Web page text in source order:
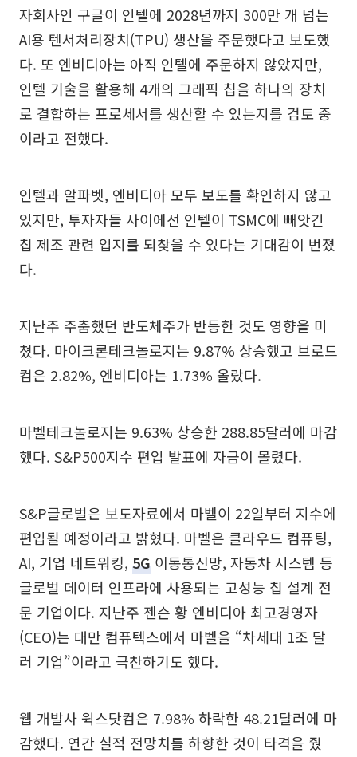
자회사인 구글이 인텔에 2028년까지 300만 개 넘는
AI용 텐서처리장치(TPU) 생산을 주문했다고 보도했
다. 또 엔비디아는 아직 인텔에 주문하지 않았지만,
인텔 기술을 활용해 4개의 그래픽 칩을 하나의 장치
로 결합하는 프로세서를 생산할 수 있는지를 검토 중
이라고 전했다.
인텔과 알파벳, 엔비디아 모두 보도를 확인하지 않고
있지만, 투자자들 사이에선 인텔이 TSMC에 빼앗긴
칩 제조 관련 입지를 되찾을 수 있다는 기대감이 번졌
다.
지난주 주춤했던 반도체주가 반등한 것도 영향을 미
쳤다. 마이크론테크놀로지는 9.87% 상승했고 브로드
컴은 2.82%, 엔비디아는 1.73% 올랐다.
마벨테크놀로지는 9.63% 상승한 288.85달러에 마감
했다. S&P500지수 편입 발표에 자금이 몰렸다.
S&P글로벌은 보도자료에서 마벨이 22일부터 지수에
편입될 예정이라고 밝혔다. 마벨은 클라우드 컴퓨팅,
AI, 기업 네트워킹, 5G 이동통신망, 자동차 시스템 등
글로벌 데이터 인프라에 사용되는 고성능 칩 설계 전
문 기업이다. 지난주 젠슨 황 엔비디아 최고경영자
(CEO)는 대만 컴퓨텍스에서 마벨을 “차세대 1조 달
러 기업”이라고 극찬하기도 했다.
웹 개발사 윅스닷컴은 7.98% 하락한 48.21달러에 마
감했다. 연간 실적 전망치를 하향한 것이 타격을 줬